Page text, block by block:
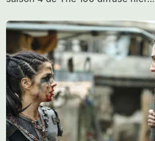
100 : Die All, Die Merrily
Les audiences pour le 10ème épisode de la
saison 4 de The 100 diffusé hier...